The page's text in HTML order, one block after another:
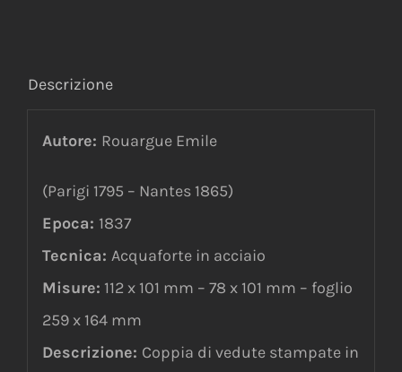
Descrizione
Autore: Rouargue Emile
(Parigi 1795 – Nantes 1865)
Epoca: 1837
Tecnica: Acquaforte in acciaio
Misure: 112 x 101 mm – 78 x 101 mm – foglio
259 x 164 mm
Descrizione: Coppia di vedute stampate in